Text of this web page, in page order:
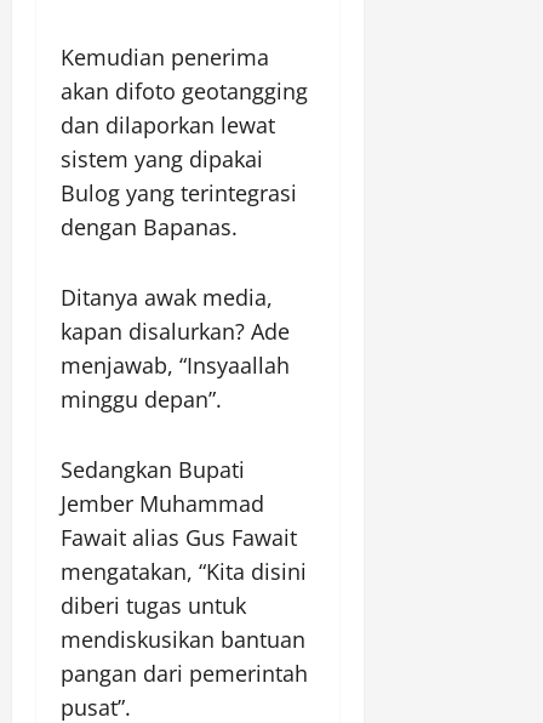
Kemudian penerima
akan difoto geotangging
dan dilaporkan lewat
sistem yang dipakai
Bulog yang terintegrasi
dengan Bapanas.
Ditanya awak media,
kapan disalurkan? Ade
menjawab, “Insyaallah
minggu depan”.
Sedangkan Bupati
Jember Muhammad
Fawait alias Gus Fawait
mengatakan, “Kita disini
diberi tugas untuk
mendiskusikan bantuan
pangan dari pemerintah
pusat”.